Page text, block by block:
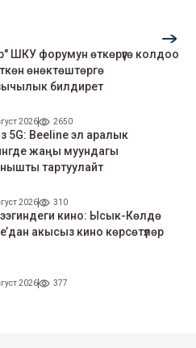
ШКУ форумун өткөрүүгө колдоо
өнөктөштөргө
билдирет
2026 2650
5G: Beeline эл аралык
жаңы муундагы
тартуулайт
2026 310
кино: Ысык-Көлдө
акысыз кино көрсөтүлөр
2026 377